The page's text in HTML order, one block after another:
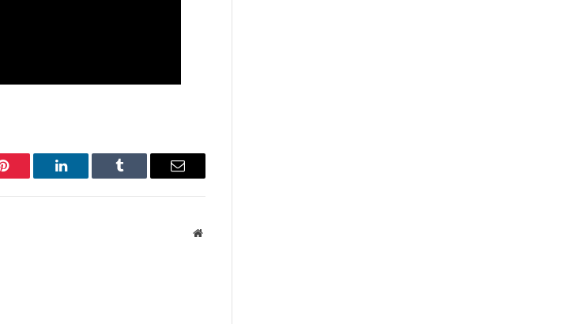
Pinterest LinkedIn Tumblr Имэйл
Вэбсайт